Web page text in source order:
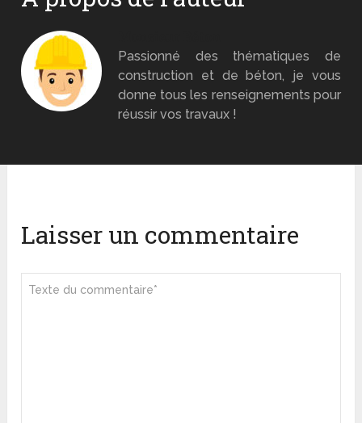
Passionné des thématiques de
construction et de béton, je vous
donne tous les renseignements pour
réussir vos travaux !
Laisser un commentaire